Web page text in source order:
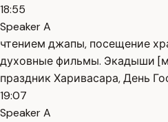
18:55
Speaker A
чтением джапы, посещение
духовные фильмы. Экадыши
праздник Харивасара, День
19:07
Speaker A